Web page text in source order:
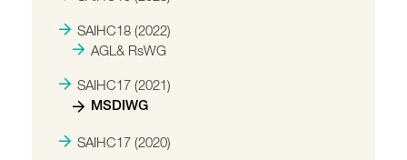
SAIHC18 (2022)
AGL& RsWG
SAIHC17 (2021)
MSDIWG
SAIHC17 (2020)